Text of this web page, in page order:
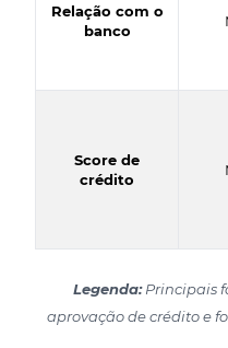
Relação com o
banco
Score de
crédito
Legenda:Principais
aprovação de crédito e